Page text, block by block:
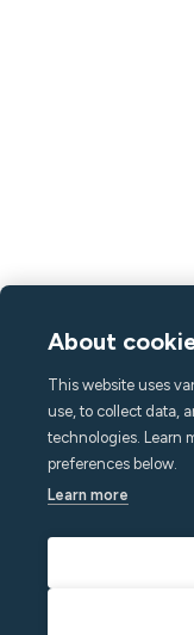
About
This website uses
use, to collect data,
technologies. Learn
preferences below.
Learn more